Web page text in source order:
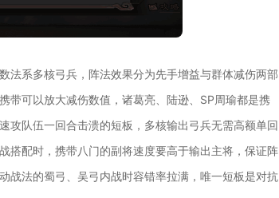
法系多核弓兵，阵法效果分为先手增益与群体减伤两部
带可以放大减伤数值，诸葛亮、陆逊、SP周瑜都是携
攻队伍一回合击溃的短板，多核输出弓兵无需高额单回
搭配时，携带八门的副将速度要高于输出主将，保证阵
战法的蜀弓、吴弓内战时容错率拉满，唯一短板是对抗